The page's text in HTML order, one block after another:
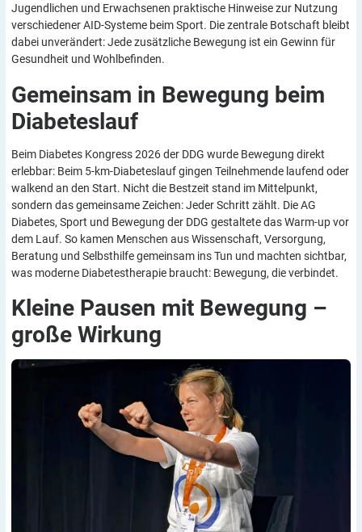
Jugendlichen und Erwachsenen praktische Hinweise zur Nutzung
verschiedener AID-Systeme beim Sport. Die zentrale Botschaft bleibt
dabei unverändert: Jede zusätzliche Bewegung ist ein Gewinn für
Gesundheit und Wohlbefinden.
Gemeinsam in Bewegung beim
Diabeteslauf
Beim Diabetes Kongress 2026 der DDG wurde Bewegung direkt
erlebbar: Beim 5-km-Diabeteslauf gingen Teilnehmende laufend oder
walkend an den Start. Nicht die Bestzeit stand im Mittelpunkt,
sondern das gemeinsame Zeichen: Jeder Schritt zählt. Die AG
Diabetes, Sport und Bewegung der DDG gestaltete das Warm-up vor
dem Lauf. So kamen Menschen aus Wissenschaft, Versorgung,
Beratung und Selbsthilfe gemeinsam ins Tun und machten sichtbar,
was moderne Diabetestherapie braucht: Bewegung, die verbindet.
Kleine Pausen mit Bewegung –
große Wirkung